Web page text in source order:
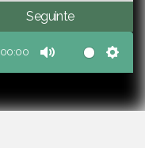
Seguinte
00:00
Mute